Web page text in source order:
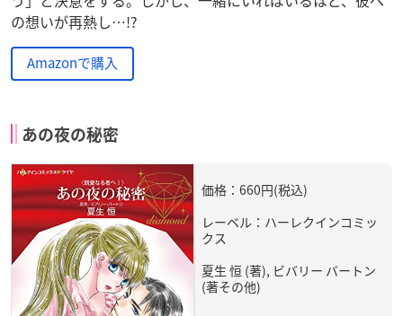
の想いが再熱し…!?
Amazonで購入
あの夜の秘密
価格：660円(税込)
レーベル：ハーレクインコミッ
クス
夏生 恒 (著), ビバリー バートン
(著その他)